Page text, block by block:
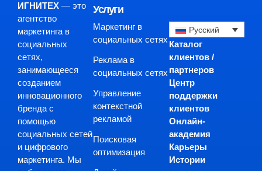
ИГНИТЕХ — это
агентство
маркетинга в
социальных
сетях,
занимающееся
созданием
инновационного
бренда с
помощью
социальных сетей
и цифрового
маркетинга. Мы
Услуги
Маркетинг в
социальных сетях
Реклама в
социальных сетях
Управление
контекстной
рекламой
Поисковая
оптимизация
Русский
Каталог
клиентов /
партнеров
Центр
поддержки
клиентов
Онлайн-
академия
Карьеры
Истории